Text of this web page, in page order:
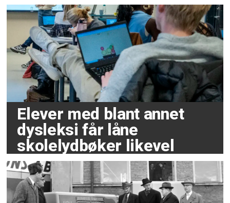
Elever med blant annet
dysleksi får låne
skolelydbøker likevel